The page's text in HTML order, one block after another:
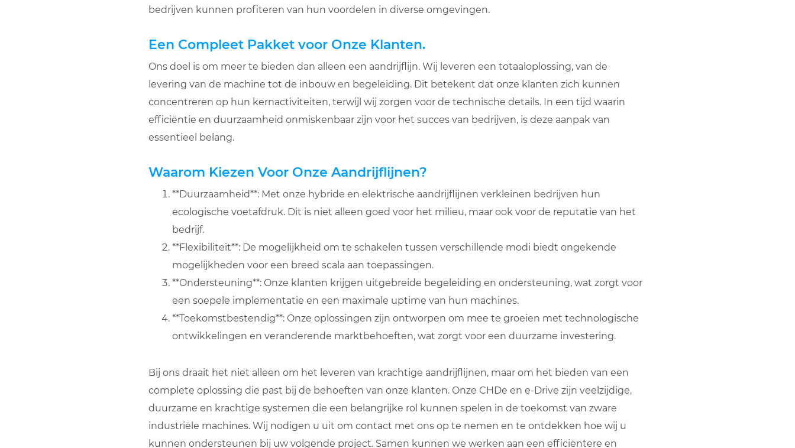
bedrijven kunnen profiteren van hun voordelen in diverse omgevingen.
Een Compleet Pakket voor Onze Klanten.
Ons doel is om meer te bieden dan alleen een aandrijflijn. Wij leveren een totaaloplossing, van de
levering van de machine tot de inbouw en begeleiding. Dit betekent dat onze klanten zich kunnen
concentreren op hun kernactiviteiten, terwijl wij zorgen voor de technische details. In een tijd waarin
efficiëntie en duurzaamheid onmiskenbaar zijn voor het succes van bedrijven, is deze aanpak van
essentieel belang.
Waarom Kiezen Voor Onze Aandrijflijnen?
**Duurzaamheid**: Met onze hybride en elektrische aandrijflijnen verkleinen bedrijven hun
ecologische voetafdruk. Dit is niet alleen goed voor het milieu, maar ook voor de reputatie van het
bedrijf.
**Flexibiliteit**: De mogelijkheid om te schakelen tussen verschillende modi biedt ongekende
mogelijkheden voor een breed scala aan toepassingen.
**Ondersteuning**: Onze klanten krijgen uitgebreide begeleiding en ondersteuning, wat zorgt voor
een soepele implementatie en een maximale uptime van hun machines.
**Toekomstbestendig**: Onze oplossingen zijn ontworpen om mee te groeien met technologische
ontwikkelingen en veranderende marktbehoeften, wat zorgt voor een duurzame investering.
Bij ons draait het niet alleen om het leveren van krachtige aandrijflijnen, maar om het bieden van een
complete oplossing die past bij de behoeften van onze klanten. Onze CHDe en e-Drive zijn veelzijdige,
duurzame en krachtige systemen die een belangrijke rol kunnen spelen in de toekomst van zware
industriële machines. Wij nodigen u uit om contact met ons op te nemen en te ontdekken hoe wij u
kunnen ondersteunen bij uw volgende project. Samen kunnen we werken aan een efficiëntere en